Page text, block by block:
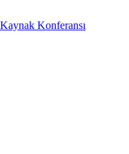
Konferansı